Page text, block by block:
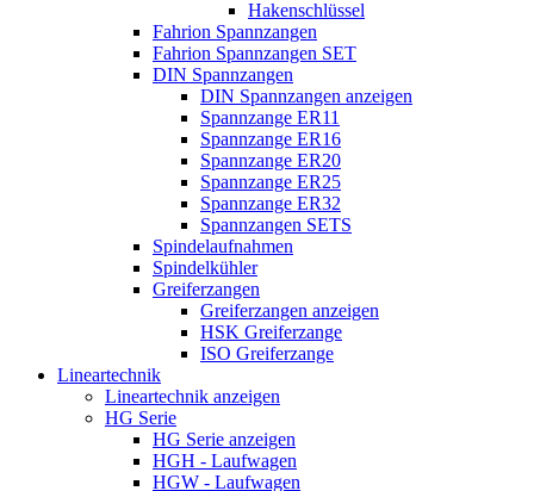
Hakenschlüssel
Fahrion Spannzangen
Fahrion Spannzangen SET
DIN Spannzangen
DIN Spannzangen anzeigen
Spannzange ER11
Spannzange ER16
Spannzange ER20
Spannzange ER25
Spannzange ER32
Spannzangen SETS
Spindelaufnahmen
Spindelkühler
Greiferzangen
Greiferzangen anzeigen
HSK Greiferzange
ISO Greiferzange
Lineartechnik
Lineartechnik anzeigen
HG Serie
HG Serie anzeigen
HGH - Laufwagen
HGW - Laufwagen